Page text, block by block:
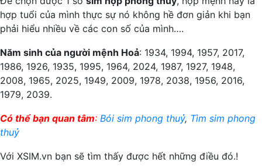
hợp tuổi của mình thực sự nó không hề đơn giản khi bạn
phải hiểu nhiều về các con số của mình….
Năm sinh của người mệnh Hoả: 1934, 1994, 1957, 2017,
1986, 1926, 1935, 1995, 1964, 2024, 1987, 1927, 1948,
2008, 1965, 2025, 1949, 2009, 1978, 2038, 1956, 2016,
1979, 2039.
Có thể bạn quan tâm: Bói sim phong thuỷ, Tìm sim phong
thuỷ
Với XSIM.vn bạn sẽ tìm thấy được hết những điều đó.!